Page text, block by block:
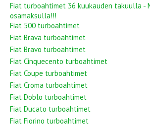
Fiat turboahtimet 36 kuukauden takuulla -
osamaksulla!!!
Fiat 500 turboahtimet
Fiat Brava turboahtimet
Fiat Bravo turboahtimet
Fiat Cinquecento turboahtimet
Fiat Coupe turboahtimet
Fiat Croma turboahtimet
Fiat Doblo turboahtimet
Fiat Ducato turboahtimet
Fiat Fiorino turboahtimet